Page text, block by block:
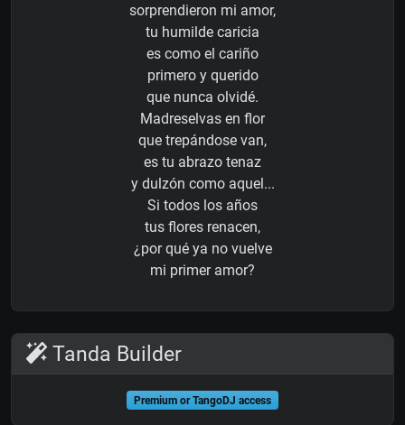
sorprendieron mi amor,
tu humilde caricia
es como el cariño
primero y querido
que nunca olvidé.
Madreselvas en flor
que trepándose van,
es tu abrazo tenaz
y dulzón como aquel...
Si todos los años
tus flores renacen,
¿por qué ya no vuelve
mi primer amor?
Tanda Builder
Premium or TangoDJ access